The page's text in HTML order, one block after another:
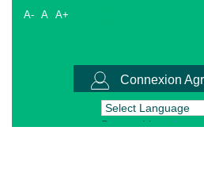
A- A A+
Connexion
Powered by